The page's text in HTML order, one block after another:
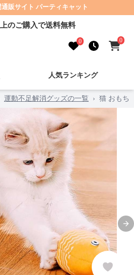
販サイト パーティキャット
のご購入で送料無料
0 0
人気ランキング
運動不足解消グッズの一覧 › 猫 おもち